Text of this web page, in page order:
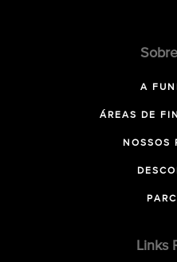
A
ÁREAS DE
NOSSOS
Links